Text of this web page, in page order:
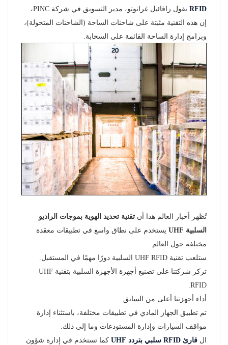
Indonesia
magyar
RFID
يقول رافائيل غرانوتو، مدير التسويق في شركة PINC،
إن هذه التقنية مثبتة على شاحنات الساحة (الشاحنات المتحولة)،
وبرامج إدارة الساحة القائمة على السحابة.
تُظهر أخبار العالم هذا أنتقنية تحديد الهوية بموجات الراديو
السلبية UHF
يستخدم على نطاق واسع في تطبيقات معقدة
مختلفة حول العالم.
ستلعب تقنية UHF RFID السلبية دورًا مهمًا في المستقبل.
تركز شركتنا على تصنيع أجهزة الأجهزة السلبية بتقنية UHF
RFID.
أداء أجهزتنا أعلى من السابق.
تم تطبيق الجهاز المادي في تطبيقات مختلفة، باستثناء إدارة
مواقف السيارات وإدارة المستودعات وما إلى ذلك.
القارئ RFID سلبي بتردد UHF
كما تستخدم في إدارة شؤون